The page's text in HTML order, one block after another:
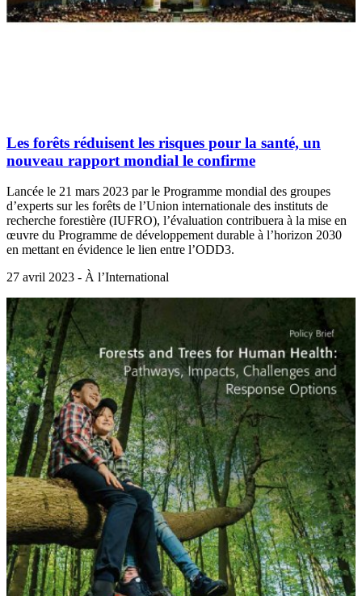
Les forêts réduisent les risques pour la santé, un
nouveau rapport mondial le confirme
Lancée le 21 mars 2023 par le Programme mondial des groupes
d’experts sur les forêts de l’Union internationale des instituts de
recherche forestière (IUFRO), l’évaluation contribuera à la mise en
œuvre du Programme de développement durable à l’horizon 2030
en mettant en évidence le lien entre l’ODD3.
27 avril 2023 - À l’International